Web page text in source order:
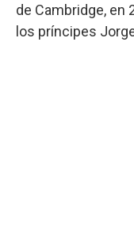
de Cambridge, en
los príncipes